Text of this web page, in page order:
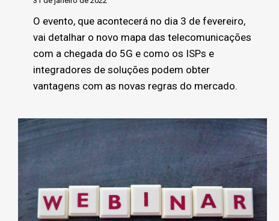
O evento, que acontecerá no dia 3 de fevereiro,
vai detalhar o novo mapa das telecomunicações
com a chegada do 5G e como os ISPs e
integradores de soluções podem obter
vantagens com as novas regras do mercado.